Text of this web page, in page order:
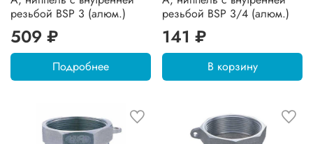
резьбой BSP 3 (алюм.)
509 ₽
Подробнее
резьбой BSP 3/4 (алюм.)
141 ₽
В корзину